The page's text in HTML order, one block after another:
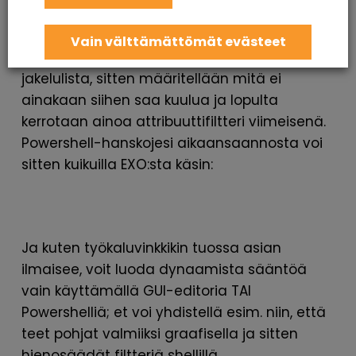
että ’hipsukat ovat oikeassa formaatissa.)
Eli enste getataan bastardisoitava
jakelulista, sitten määritellään mitä ei
ainakaan siihen saa kuulua ja lopulta
kerrotaan ainoa attribuuttifiltteri viimeisenä.
Powershell-hanskojesi aikaansaannosta voi
sitten kuikuilla EXO:sta käsin:
Ja kuten työkaluvinkkikin tuossa asian
ilmaisee, voit luoda dynaamista sääntöä
vain käyttämällä GUI-editoria TAI
Powershelliä; et voi yhdistellä esim. niin, että
teet pohjat valmiiksi graafisella ja sitten
Vain välttämättömät evästeet